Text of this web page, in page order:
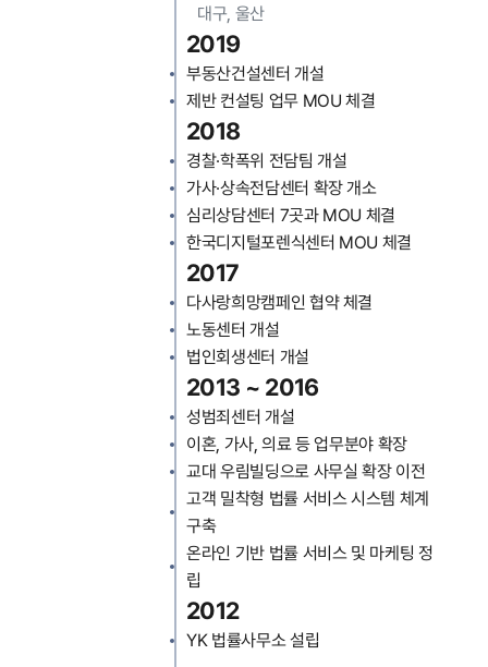
대구, 울산
2019
부동산건설센터 개설
제반 컨설팅 업무 MOU 체결
2018
경찰·학폭위 전담팀 개설
가사·상속전담센터 확장 개소
심리상담센터 7곳과 MOU 체결
한국디지털포렌식센터 MOU 체결
2017
다사랑희망캠페인 협약 체결
노동센터 개설
법인회생센터 개설
2013 ~ 2016
성범죄센터 개설
이혼, 가사, 의료 등 업무분야 확장
교대 우림빌딩으로 사무실 확장 이전
고객 밀착형 법률 서비스 시스템 체계
구축
온라인 기반 법률 서비스 및 마케팅 정
립
2012
YK 법률사무소 설립